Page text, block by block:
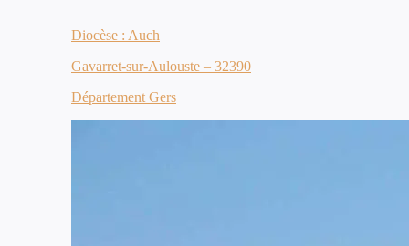
Diocèse : Auch
Gavarret-sur-Aulouste – 32390
Département Gers